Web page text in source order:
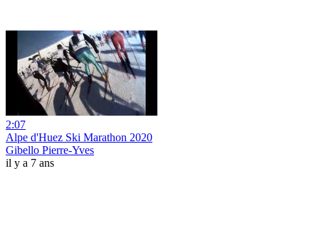
2:07
Alpe d'Huez Ski Marathon 2020
Gibello Pierre-Yves
il y a 7 ans